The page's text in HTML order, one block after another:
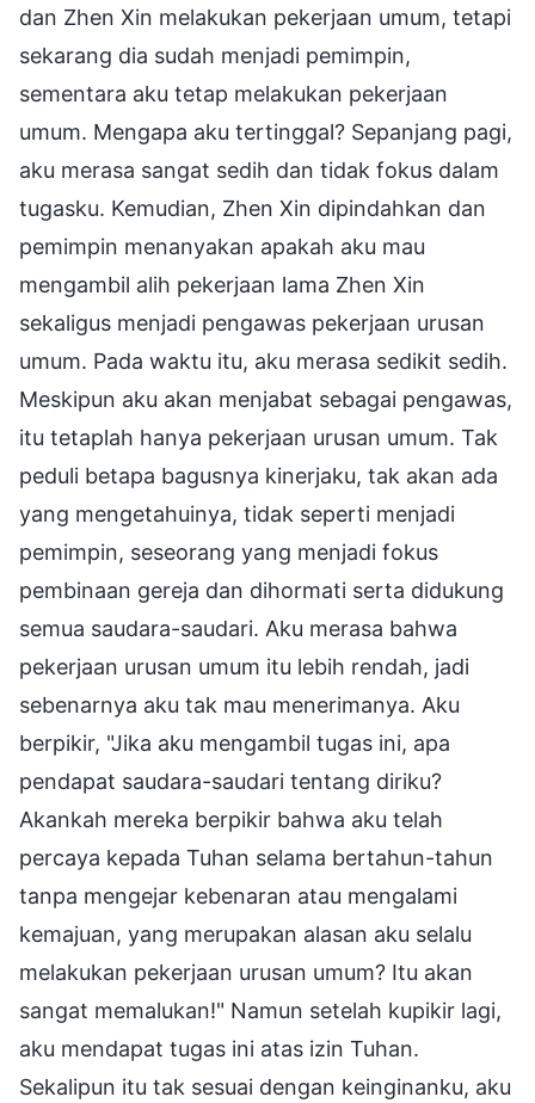
dan Zhen Xin melakukan pekerjaan umum, tetapi
sekarang dia sudah menjadi pemimpin,
sementara aku tetap melakukan pekerjaan
umum. Mengapa aku tertinggal? Sepanjang pagi,
aku merasa sangat sedih dan tidak fokus dalam
tugasku. Kemudian, Zhen Xin dipindahkan dan
pemimpin menanyakan apakah aku mau
mengambil alih pekerjaan lama Zhen Xin
sekaligus menjadi pengawas pekerjaan urusan
umum. Pada waktu itu, aku merasa sedikit sedih.
Meskipun aku akan menjabat sebagai pengawas,
itu tetaplah hanya pekerjaan urusan umum. Tak
peduli betapa bagusnya kinerjaku, tak akan ada
yang mengetahuinya, tidak seperti menjadi
pemimpin, seseorang yang menjadi fokus
pembinaan gereja dan dihormati serta didukung
semua saudara-saudari. Aku merasa bahwa
pekerjaan urusan umum itu lebih rendah, jadi
sebenarnya aku tak mau menerimanya. Aku
berpikir, "Jika aku mengambil tugas ini, apa
pendapat saudara-saudari tentang diriku?
Akankah mereka berpikir bahwa aku telah
percaya kepada Tuhan selama bertahun-tahun
tanpa mengejar kebenaran atau mengalami
kemajuan, yang merupakan alasan aku selalu
melakukan pekerjaan urusan umum? Itu akan
sangat memalukan!" Namun setelah kupikir lagi,
aku mendapat tugas ini atas izin Tuhan.
Sekalipun itu tak sesuai dengan keinginanku, aku